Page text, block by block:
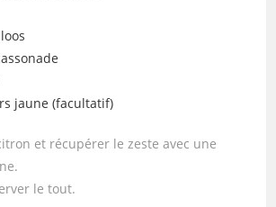
jaune (facultatif)
et récupérer le zeste avec une
le tout.